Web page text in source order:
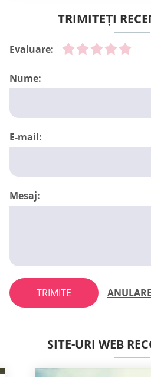
TRIMITEȚI
Evaluare:
Nume:
E-mail:
Mesaj:
TRIMITE ANULARE
SITE-URI WEB